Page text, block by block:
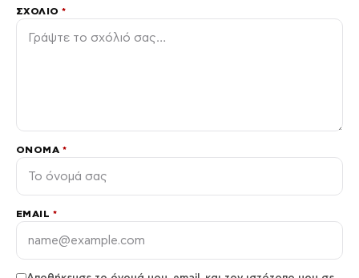
ΣΧΌΛΙΟ*
ΌΝΟΜΑ *
EMAIL *